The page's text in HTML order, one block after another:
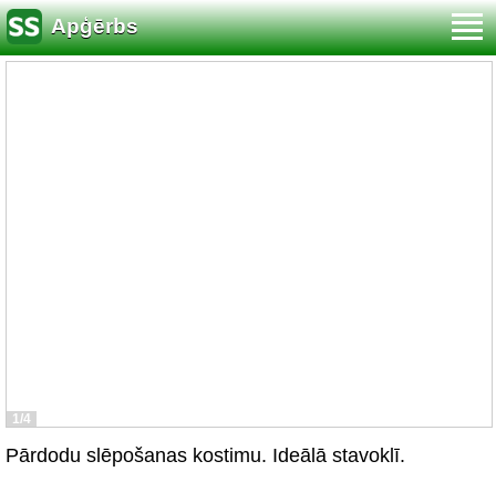
Apģērbs
1/4
Pārdodu slēpošanas kostimu. Ideālā stavoklī.